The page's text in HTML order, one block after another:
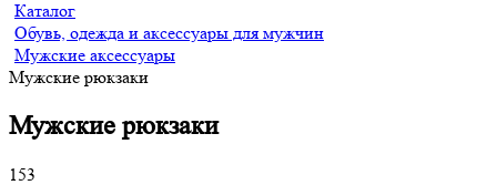
Каталог
Обувь, одежда и аксессуары для мужчин
Мужские аксессуары
Мужские рюкзаки
Мужские рюкзаки
153